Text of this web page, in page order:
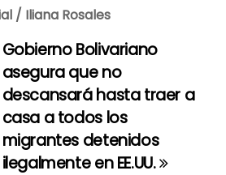
/ Iliana Rosales
Gobierno Bolivariano
asegura que no
descansará hasta traer a
casa a todos los
migrantes detenidos
ilegalmente en EE.UU.